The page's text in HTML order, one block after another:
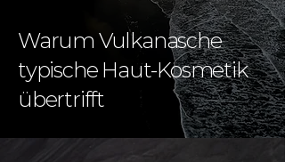
Warum Vulkanasche
typische Haut-Kosmetik
übertrifft